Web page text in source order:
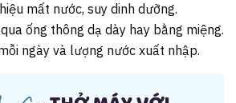
mất nước, suy dinh dưỡng.
ống thông dạ dày hay bằng miệng.
ngày và lượng nước xuất nhập.